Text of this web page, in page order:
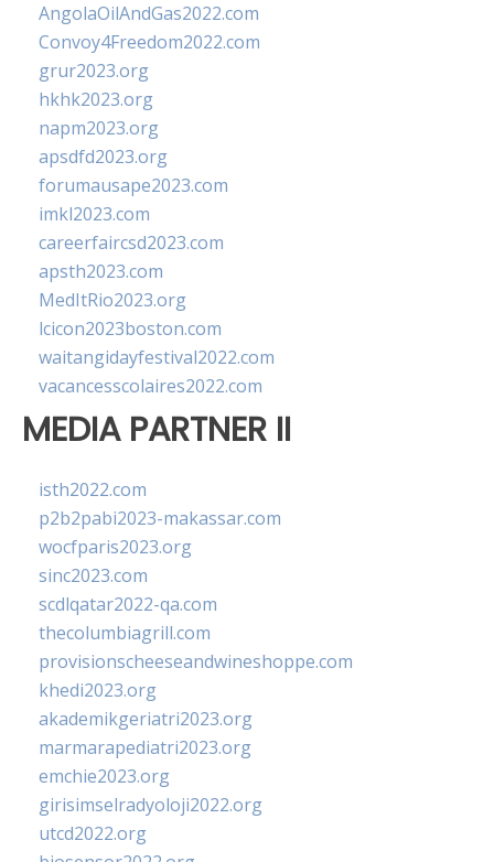
AngolaOilAndGas2022.com
Convoy4Freedom2022.com
grur2023.org
hkhk2023.org
napm2023.org
apsdfd2023.org
forumausape2023.com
imkl2023.com
careerfaircsd2023.com
apsth2023.com
MedItRio2023.org
lcicon2023boston.com
waitangidayfestival2022.com
vacancesscolaires2022.com
MEDIA PARTNER II
isth2022.com
p2b2pabi2023-makassar.com
wocfparis2023.org
sinc2023.com
scdlqatar2022-qa.com
thecolumbiagrill.com
provisionscheeseandwineshoppe.com
khedi2023.org
akademikgeriatri2023.org
marmarapediatri2023.org
emchie2023.org
girisimselradyoloji2022.org
utcd2022.org